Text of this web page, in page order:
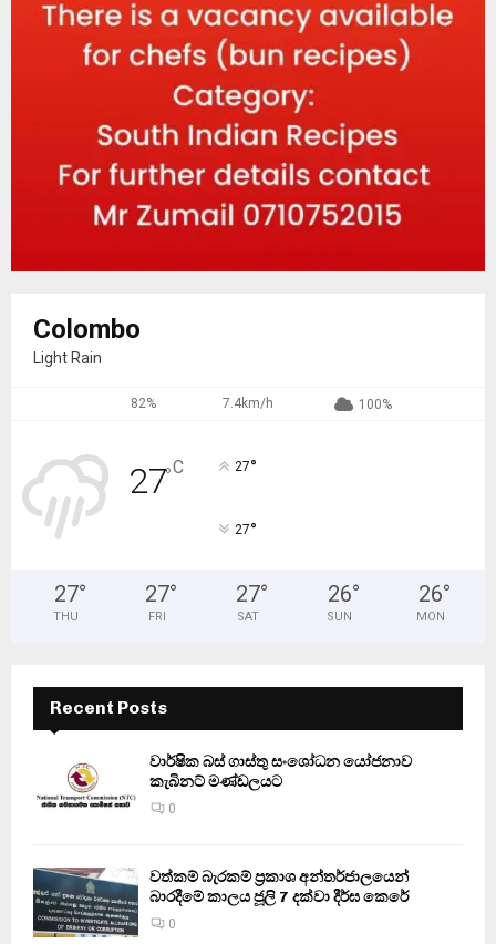
Colombo
Light Rain
82% 7.4km/h 100%
27°C 27°
27°
27°
THU
27°
FRI
27°
SAT
26°
SUN
26°
MON
Recent Posts
වාර්ෂික බස් ගාස්තු සංශෝධන යෝජනාව
කැබිනට් මණ්ඩලයට
0
වත්කම් බැරකම් ප්‍රකාශ අන්තර්ජාලයෙන්
බාරදීමේ කාලය ජූලි 7 දක්වා දීර්ඝ කෙරේ
0